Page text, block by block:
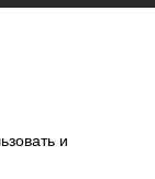
и